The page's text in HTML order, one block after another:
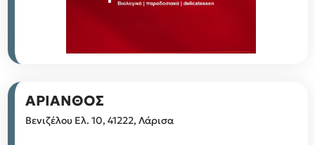
ΑΡΙΑΝΘΟΣ
Βενιζέλου Ελ. 10, 41222, Λάρισα